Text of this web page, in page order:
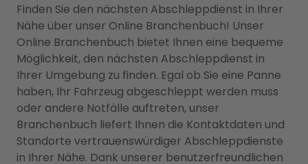
Finden Sie den nächsten Abschleppdienst in Ihrer
Nähe über unser Online Branchenbuch! Unser
Online Branchenbuch bietet Ihnen eine bequeme
Möglichkeit, den nächsten Abschleppdienst in
Ihrer Umgebung zu finden. Egal ob Sie eine Panne
haben, Ihr Fahrzeug abgeschleppt werden muss
oder andere Notfälle auftreten, unser
Branchenbuch liefert Ihnen die Kontaktdaten und
Standorte vertrauenswürdiger Abschleppdienste
in Ihrer Nähe. Dank unserer benutzerfreundlichen